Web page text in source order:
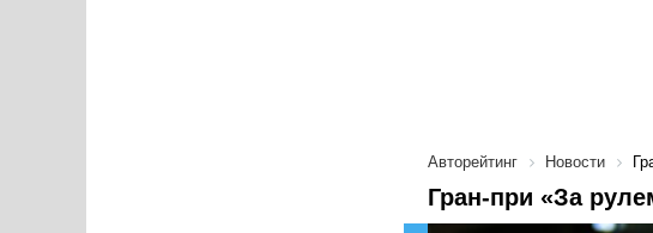
Авторейтинг Новости
Гран-при «За